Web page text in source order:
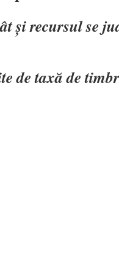
şi recursul se
de taxă de